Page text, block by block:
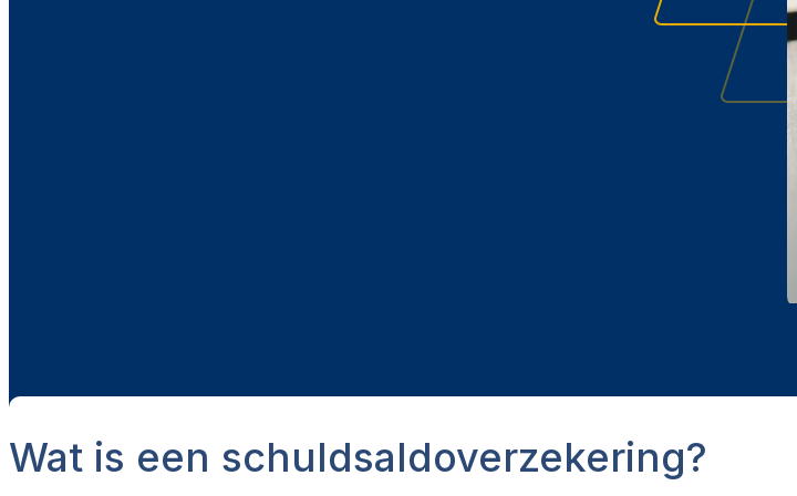
Wat is een schuldsaldoverzekering?